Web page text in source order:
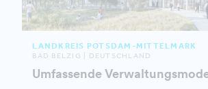
LANDKREIS POTSDAM-MITTELMARK
BAD BELZIG | DEUTSCHLAND
Umfassende